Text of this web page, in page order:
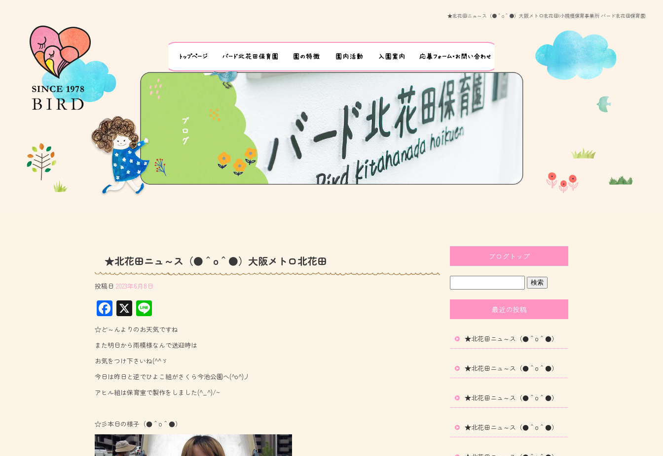
★北花田ニュ～ス（●＾o＾●）大阪メトロ北花田|小規模保育事業所 バード北花田保育園
★北花田ニュ～ス（●＾o＾●）大阪メトロ北花田
投稿日 2023年6月8日
F
ac
e
b
o
ok
X
ne
☆ど～んよりのお天気ですね
また明日から雨模様なんで送迎時は
お気をつけ下さいね(^^ゞ
今日は昨日と逆でひよこ組がさくら今池公園へ(^o^)丿
アヒル組は保育室で製作をしました(^_^)/~
☆彡本日の様子（●＾o＾●）
ブログトップ
最近の投稿
★北花田ニュ～ス（●＾o＾●）
★北花田ニュ～ス（●＾o＾●）
★北花田ニュ～ス（●＾o＾●）
★北花田ニュ～ス（●＾o＾●）